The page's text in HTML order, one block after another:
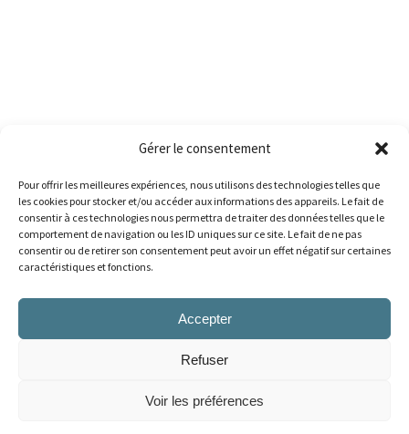
Gérer le consentement
Pour offrir les meilleures expériences, nous utilisons des technologies telles que
les cookies pour stocker et/ou accéder aux informations des appareils. Le fait de
consentir à ces technologies nous permettra de traiter des données telles que le
comportement de navigation ou les ID uniques sur ce site. Le fait de ne pas
consentir ou de retirer son consentement peut avoir un effet négatif sur certaines
caractéristiques et fonctions.
Accepter
Refuser
Voir les préférences
Copyright 2026 © Tous droits réservés, Association des médecins omnipraticiens du Bas-